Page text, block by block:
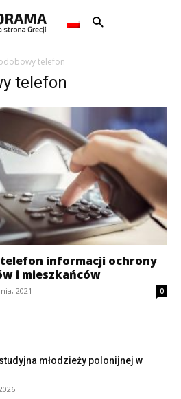
telefon
telefon
telefon informacji ochrony
i mieszkańców
2021 0
młodzieży polonijnej w